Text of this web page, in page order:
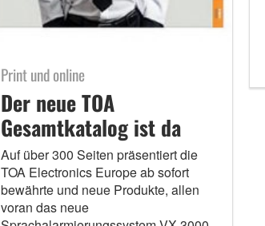
Print und online
Der neue TOA
Gesamtkatalog ist da
Auf über 300 Seiten präsentiert die
TOA Electronics Europe ab sofort
bewährte und neue Produkte, allen
voran das neue